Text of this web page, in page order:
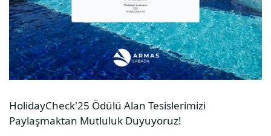
HolidayCheck'25 Ödülü Alan Tesislerimizi
Paylaşmaktan Mutluluk Duyuyoruz!